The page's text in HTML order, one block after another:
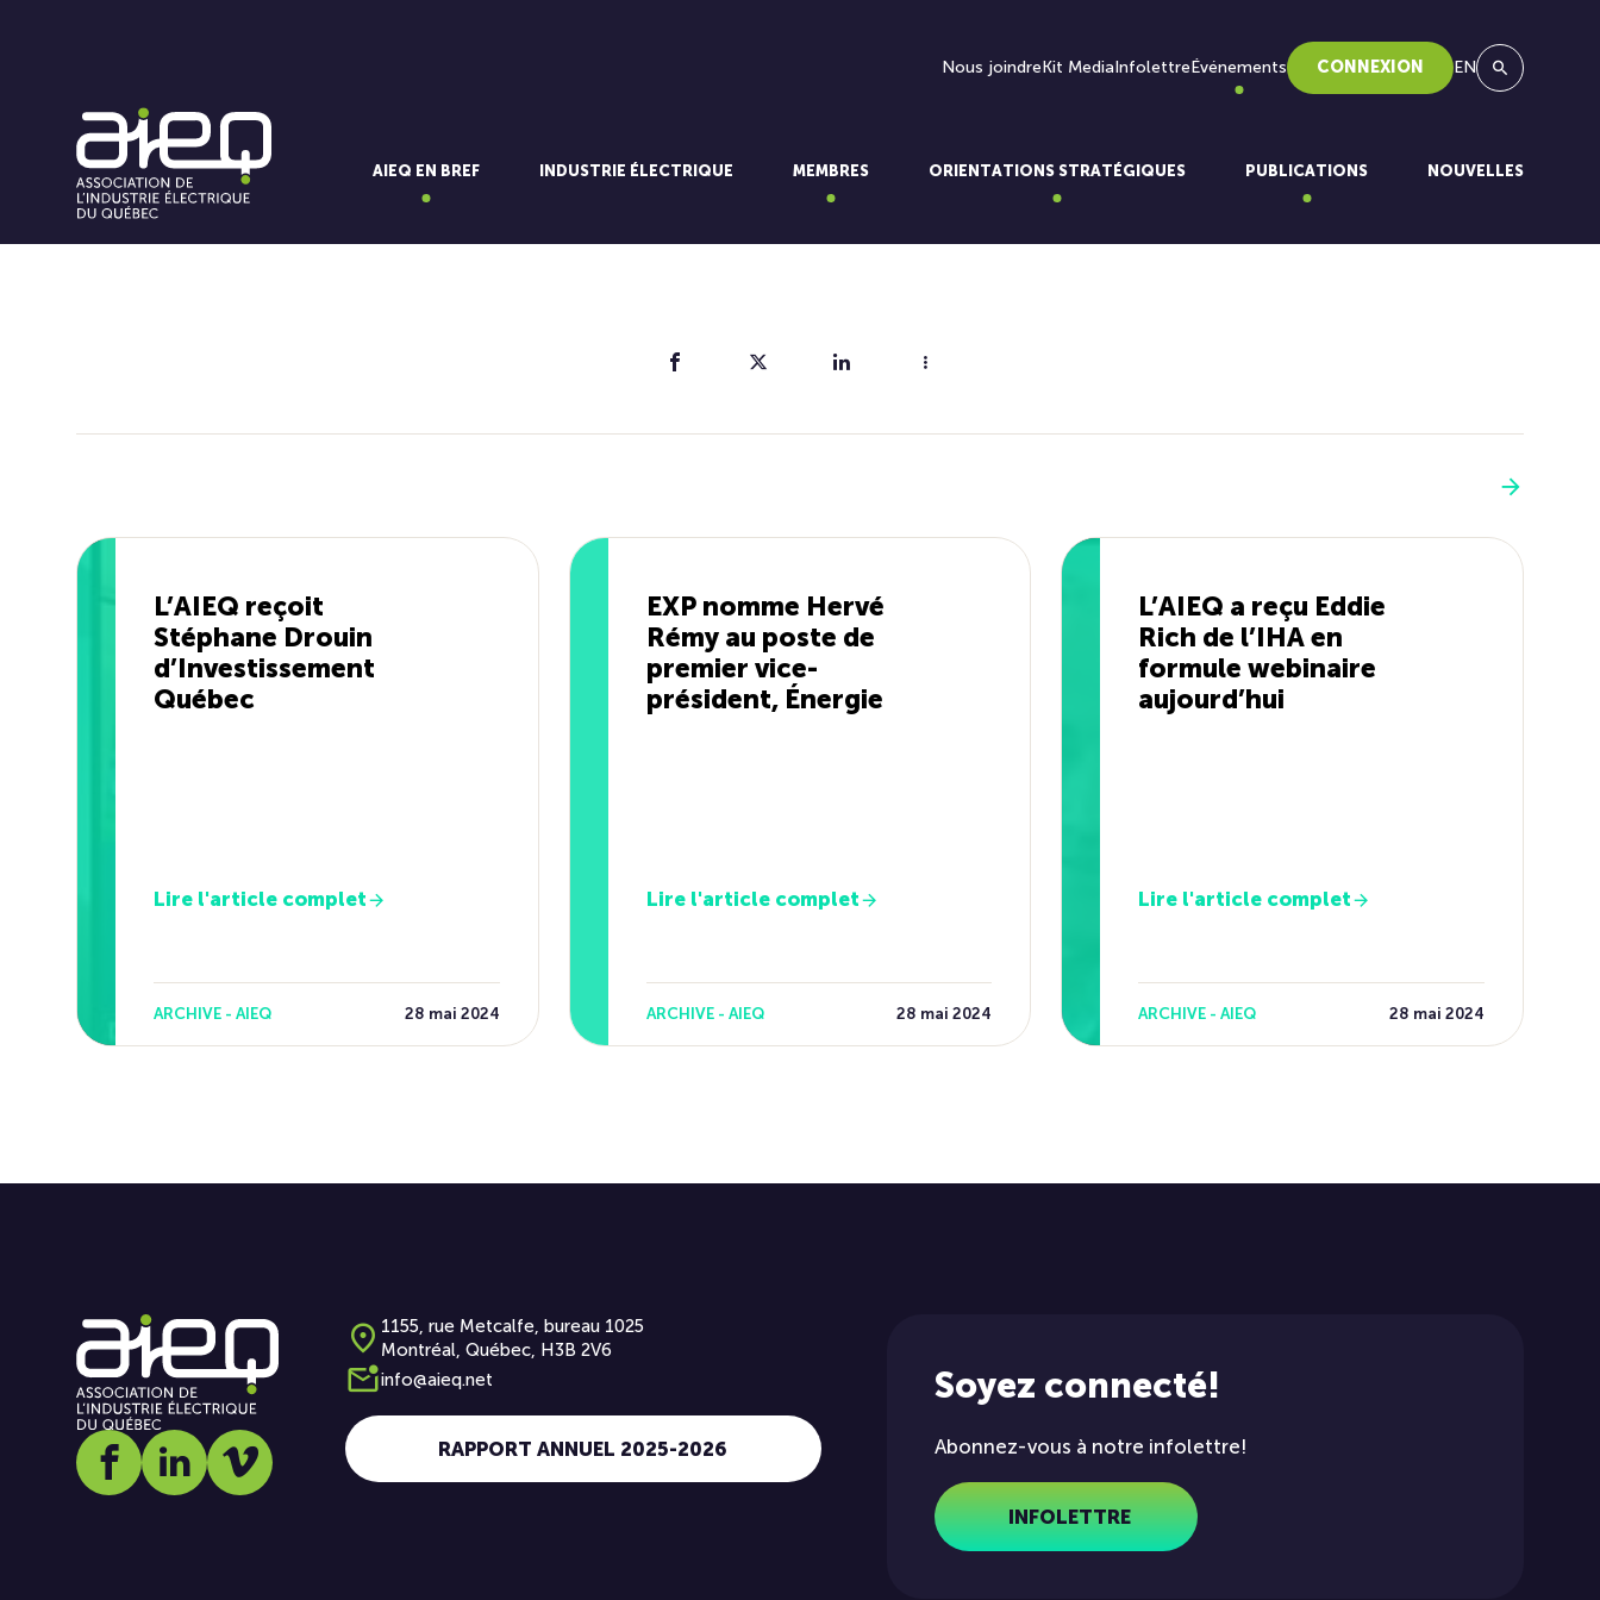
Nous joindreKit MediaInfolettreÉvénements CONNEXION EN
AIEQ EN BREF INDUSTRIE ÉLECTRIQUE MEMBRES ORIENTATIONS STRATÉGIQUES PUBLICATIONS NOUVELLES
L’AIEQ reçoit
Stéphane Drouin
d’Investissement
Québec
Lire l'article complet
ARCHIVE - AIEQ 28 mai 2024
EXP nomme Hervé
Rémy au poste de
premier vice-
président, Énergie
Lire l'article complet
ARCHIVE - AIEQ 28 mai 2024
L’AIEQ a reçu Eddie
Rich de l’IHA en
formule webinaire
aujourd’hui
Lire l'article complet
ARCHIVE - AIEQ 28 mai 2024
Social media link icon-facebook
Social media link icon-linkedin
Social media link icon-vimeo
1155, rue Metcalfe, bureau 1025
Montréal, Québec, H3B 2V6
info@aieq.net
RAPPORT ANNUEL 2025-2026
Soyez connecté!
Abonnez-vous à notre infolettre!
INFOLETTRE